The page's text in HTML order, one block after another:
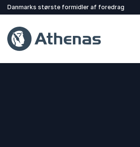
Danmarks største formidler af foredrag